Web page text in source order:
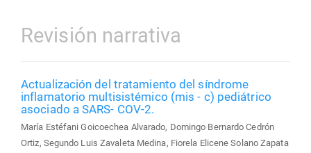
Revisión narrativa
Actualización del tratamiento del síndrome
inflamatorio multisistémico (mis - c) pediátrico
asociado a SARS- COV-2.
María Estéfani Goicoechea Alvarado, Domingo Bernardo Cedrón
Ortiz, Segundo Luis Zavaleta Medina, Fiorela Elicene Solano Zapata